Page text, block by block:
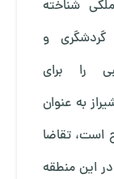
شناخته
گردشگری و
را برای
به عنوان
است، تقاضا
این منطقه